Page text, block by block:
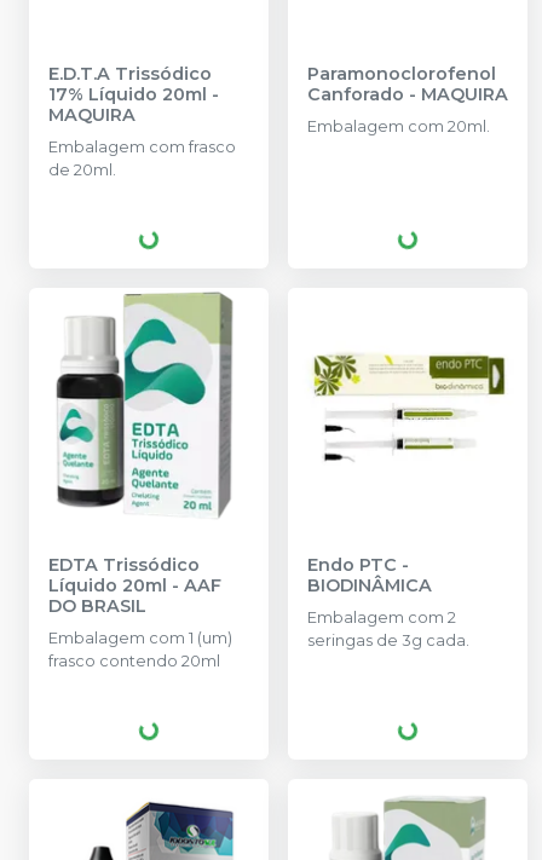
E.D.T.A Trissódico
17% Líquido 20ml -
MAQUIRA
Embalagem com frasco
de 20ml.
Paramonoclorofenol
Canforado - MAQUIRA
Embalagem com 20ml.
EDTA Trissódico
Líquido 20ml - AAF
DO BRASIL
Embalagem com 1 (um)
frasco contendo 20ml
Endo PTC -
BIODINÂMICA
Embalagem com 2
seringas de 3g cada.